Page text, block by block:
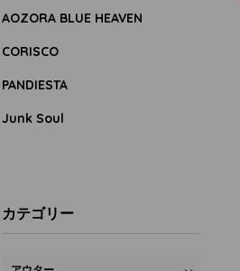
AOZORA BLUE HEAVEN
CORISCO
PANDIESTA
Junk Soul
カテゴリー